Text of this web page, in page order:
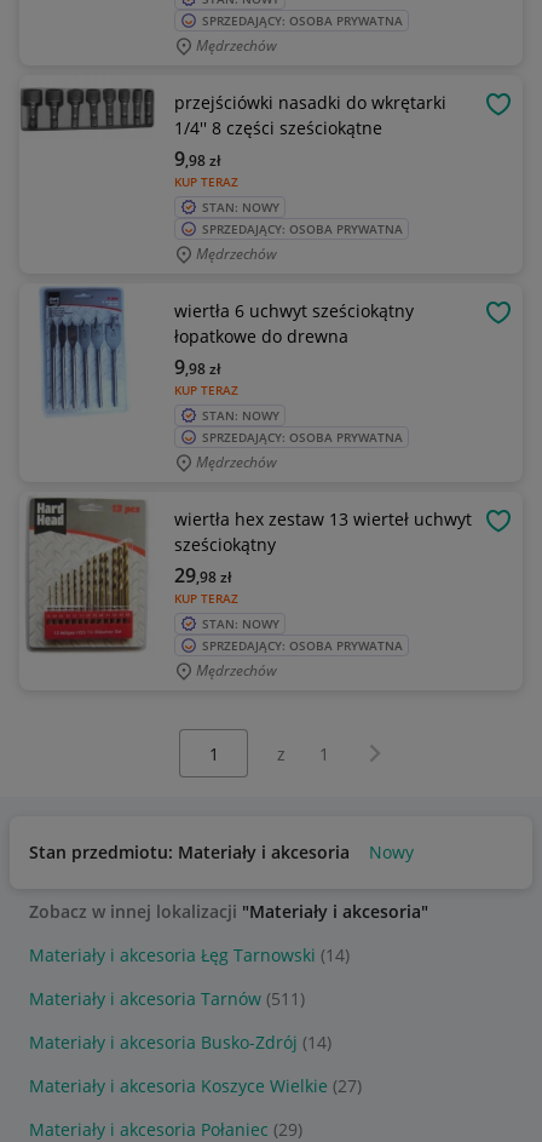
SPRZEDAJĄCY: OSOBA PRYWATNA
Mędrzechów
przejściówki nasadki do wkrętarki
1/4'' 8 części sześciokątne
KUP TERAZ
9,98zł
STAN: NOWY
SPRZEDAJĄCY: OSOBA PRYWATNA
Mędrzechów
wiertła 6 uchwyt sześciokątny
łopatkowe do drewna
KUP TERAZ
9,98zł
STAN: NOWY
SPRZEDAJĄCY: OSOBA PRYWATNA
Mędrzechów
wiertła hex zestaw 13 wierteł uchwyt
sześciokątny
KUP TERAZ
29,98zł
STAN: NOWY
SPRZEDAJĄCY: OSOBA PRYWATNA
Mędrzechów
z 1 Następna strona
Stan przedmiotu: Materiały i akcesoria Nowy
Zobacz w innej lokalizacji "Materiały i akcesoria"
Materiały i akcesoria Łęg Tarnowski (14)
Materiały i akcesoria Tarnów (511)
Materiały i akcesoria Busko-Zdrój (14)
Materiały i akcesoria Koszyce Wielkie (27)
Materiały i akcesoria Połaniec (29)